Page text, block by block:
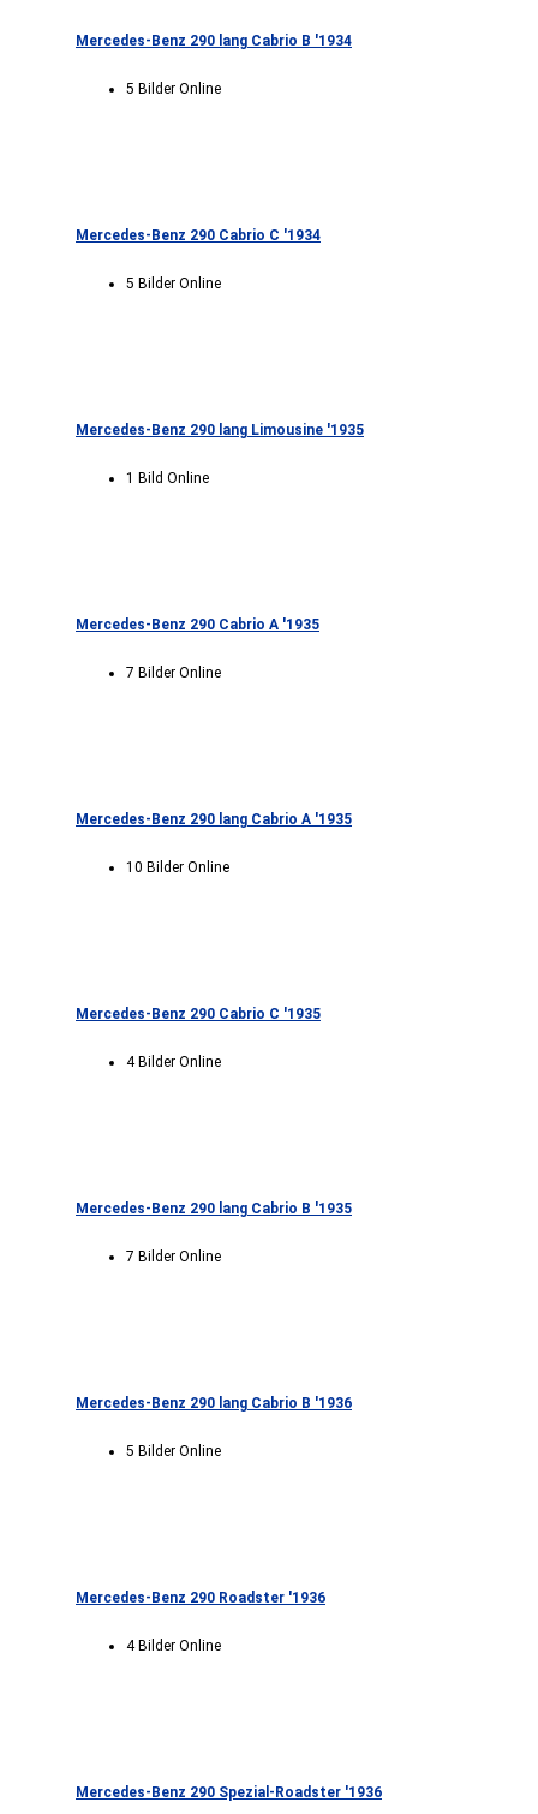
Mercedes-Benz 290 lang Cabrio B '1934
5 Bilder Online
Mercedes-Benz 290 Cabrio C '1934
5 Bilder Online
Mercedes-Benz 290 lang Limousine '1935
1 Bild Online
Mercedes-Benz 290 Cabrio A '1935
7 Bilder Online
Mercedes-Benz 290 lang Cabrio A '1935
10 Bilder Online
Mercedes-Benz 290 Cabrio C '1935
4 Bilder Online
Mercedes-Benz 290 lang Cabrio B '1935
7 Bilder Online
Mercedes-Benz 290 lang Cabrio B '1936
5 Bilder Online
Mercedes-Benz 290 Roadster '1936
4 Bilder Online
Mercedes-Benz 290 Spezial-Roadster '1936